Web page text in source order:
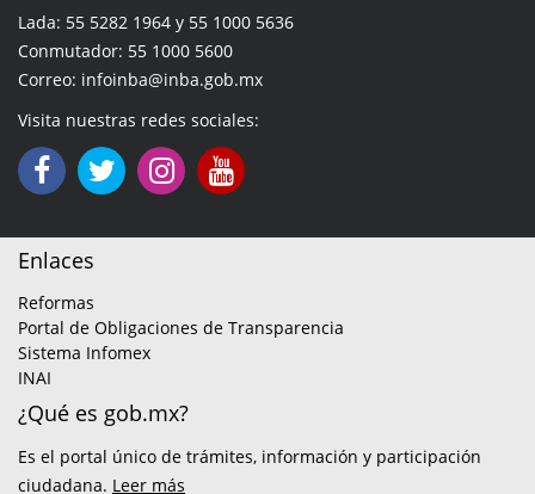
Lada: 55 5282 1964 y 55 1000 5636
Conmutador: 55 1000 5600
Correo: infoinba@inba.gob.mx
Visita nuestras redes sociales:
Enlaces
Reformas
Portal de Obligaciones de Transparencia
Sistema Infomex
INAI
¿Qué es gob.mx?
Es el portal único de trámites, información y participación
ciudadana. Leer más